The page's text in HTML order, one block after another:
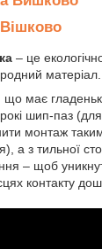
– це
матеріал.
має
шип-паз
монтаж
а з тильної
– щоб
контакту